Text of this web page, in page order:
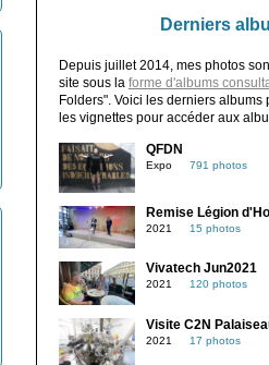
Derniers
Depuis juillet 2014, mes photos
site sous la forme d'albums
Folders". Voici les derniers
les vignettes pour accéder aux
QFDN
Expo 791 photos
Remise Légion
2021 15 photos
Vivatech Jun2021
2021 120 photos
Visite C2N
2021 17 photos